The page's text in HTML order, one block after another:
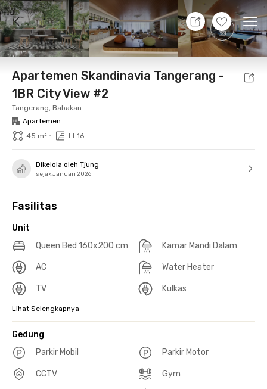
+26
7 Agt 26 - Belum tahu
Foto Fasilitas bersama Lokasi Aturan
Apartemen Skandinavia Tangerang -
1BR City View #2
Tangerang, Babakan
Apartemen
45 m² • Lt 16
Dikelola oleh Tjung
sejak Januari 2026
Fasilitas
Unit
Queen Bed 160x200 cm
Kamar Mandi Dalam
AC Water Heater
TV Kulkas
Lihat Selengkapnya
Gedung
Parkir Mobil
Parkir Motor
CCTV Gym